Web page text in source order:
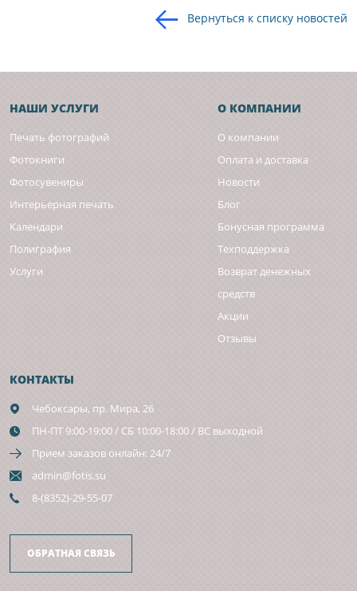
Вернуться к списку новостей
НАШИ УСЛУГИ
Печать фотографий
Фотокниги
Фотосувениры
Интерьерная печать
Календари
Полиграфия
Услуги
О КОМПАНИИ
О компании
Оплата и доставка
Новости
Блог
Бонусная программа
Техподдержка
Возврат денежных
средств
Акции
Отзывы
КОНТАКТЫ
Чебоксары, пр. Мира, 26
ПН-ПТ 9:00-19:00 / СБ 10:00-18:00 / ВС выходной
Прием заказов онлайн: 24/7
admin@fotis.su
8-(8352)-29-55-07
ОБРАТНАЯ СВЯЗЬ